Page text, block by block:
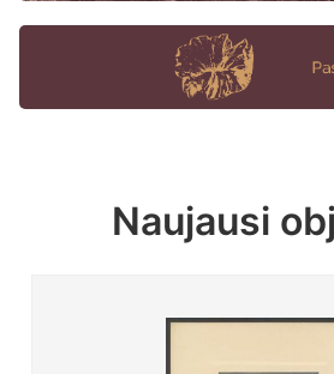
Naujausi